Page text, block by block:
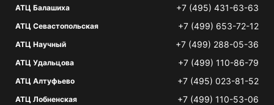
АТЦ Балашиха +7 (495) 431-63-63
АТЦ Севастопольская +7 (499) 653-72-12
АТЦ Научный +7 (499) 288-05-36
АТЦ Удальцова +7 (499) 110-86-79
АТЦ Алтуфьево +7 (495) 023-81-52
АТЦ Лобненская +7 (499) 110-53-06